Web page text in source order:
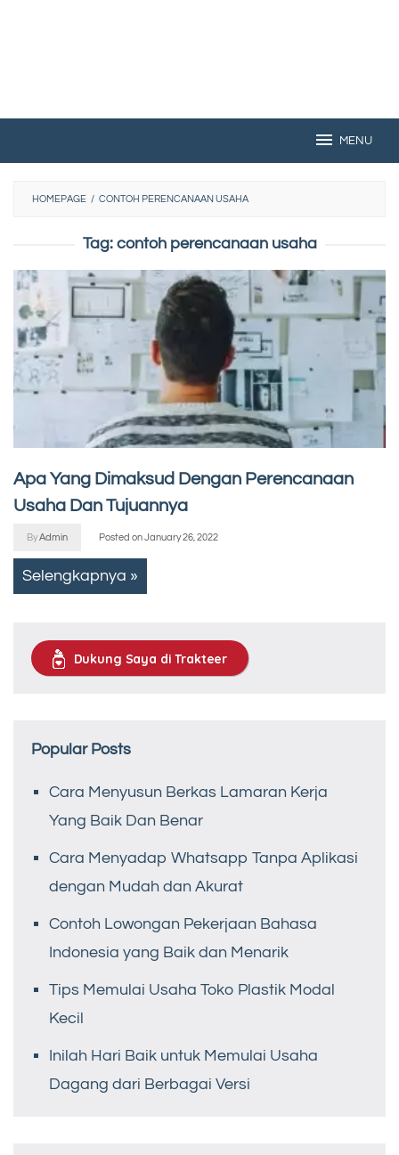
MENU
HOMEPAGE / CONTOH PERENCANAAN USAHA
Tag: contoh perencanaan usaha
Apa Yang Dimaksud Dengan Perencanaan
Usaha Dan Tujuannya
ByAdmin Posted onJanuary 26, 2022
Selengkapnya »
Dukung Saya di Trakteer
Popular Posts
Cara Menyusun Berkas Lamaran Kerja
Yang Baik Dan Benar
Cara Menyadap Whatsapp Tanpa Aplikasi
dengan Mudah dan Akurat
Contoh Lowongan Pekerjaan Bahasa
Indonesia yang Baik dan Menarik
Tips Memulai Usaha Toko Plastik Modal
Kecil
Inilah Hari Baik untuk Memulai Usaha
Dagang dari Berbagai Versi